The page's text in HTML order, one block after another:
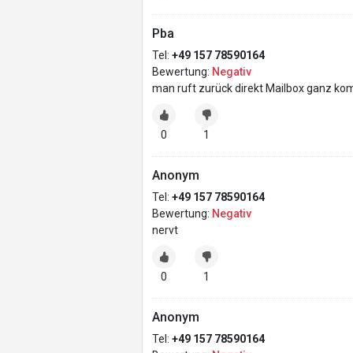
Pba
Tel: +49 157 78590164
Bewertung: Negativ
man ruft zurück direkt Mailbox ganz
0 1
Anonym
Tel: +49 157 78590164
Bewertung: Negativ
nervt
0 1
Anonym
Tel: +49 157 78590164